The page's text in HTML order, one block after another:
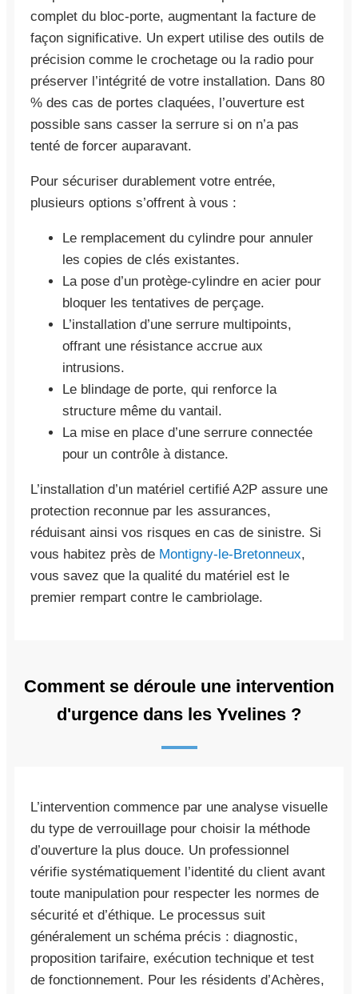
complet du bloc-porte, augmentant la facture de
façon significative. Un expert utilise des outils de
précision comme le crochetage ou la radio pour
préserver l’intégrité de votre installation. Dans 80
% des cas de portes claquées, l’ouverture est
possible sans casser la serrure si on n’a pas
tenté de forcer auparavant.
Pour sécuriser durablement votre entrée,
plusieurs options s’offrent à vous :
Le remplacement du cylindre pour annuler
les copies de clés existantes.
La pose d’un protège-cylindre en acier pour
bloquer les tentatives de perçage.
L’installation d’une serrure multipoints,
offrant une résistance accrue aux
intrusions.
Le blindage de porte, qui renforce la
structure même du vantail.
La mise en place d’une serrure connectée
pour un contrôle à distance.
L’installation d’un matériel certifié A2P assure une
protection reconnue par les assurances,
réduisant ainsi vos risques en cas de sinistre. Si
vous habitez près de Montigny-le-Bretonneux,
vous savez que la qualité du matériel est le
premier rempart contre le cambriolage.
Comment se déroule une intervention
d'urgence dans les Yvelines ?
L’intervention commence par une analyse visuelle
du type de verrouillage pour choisir la méthode
d’ouverture la plus douce. Un professionnel
vérifie systématiquement l’identité du client avant
toute manipulation pour respecter les normes de
sécurité et d’éthique. Le processus suit
généralement un schéma précis : diagnostic,
proposition tarifaire, exécution technique et test
de fonctionnement. Pour les résidents d’Achères,